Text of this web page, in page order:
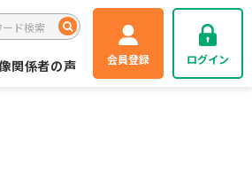
関係者の声 会員登録 ログイン